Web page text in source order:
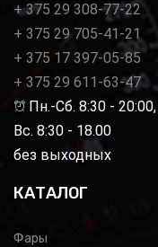
+ 375 29 308-77-22
+ 375 29 705-41-21
+ 375 17 397-05-85
+ 375 29 611-63-47
Пн.-Сб. 8:30 - 20:00,
Вс. 8:30 - 18.00
без выходных
КАТАЛОГ
Фары